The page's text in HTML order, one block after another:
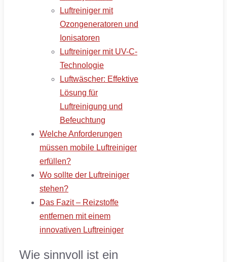
Luftreiniger mit
Ozongeneratoren und
Ionisatoren
Luftreiniger mit UV-C-
Technologie
Luftwäscher: Effektive
Lösung für
Luftreinigung und
Befeuchtung
Welche Anforderungen
müssen mobile Luftreiniger
erfüllen?
Wo sollte der Luftreiniger
stehen?
Das Fazit – Reizstoffe
entfernen mit einem
innovativen Luftreiniger
Wie sinnvoll ist ein